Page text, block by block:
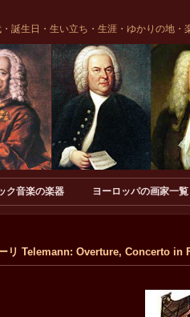
誕生日・生い立ち・生涯・ゆかりの地・
ク音楽の楽器 ヨーロッパの画家一覧
リ Telemann: Overture, Concerto